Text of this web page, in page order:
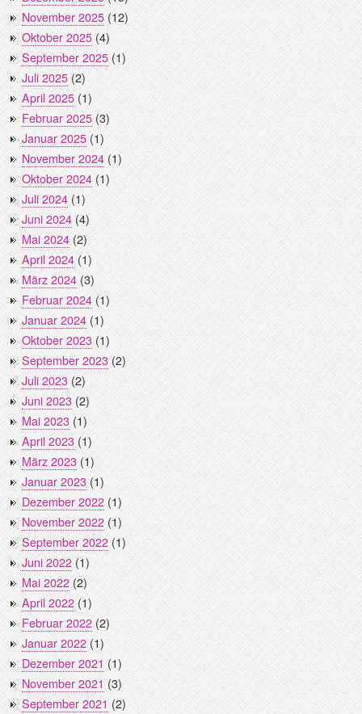
November 2025(12)
Oktober 2025(4)
September 2025(1)
Juli 2025(2)
April 2025(1)
Februar 2025(3)
Januar 2025(1)
November 2024(1)
Oktober 2024(1)
Juli 2024(1)
Juni 2024(4)
Mai 2024(2)
April 2024(1)
März 2024(3)
Februar 2024(1)
Januar 2024(1)
Oktober 2023(1)
September 2023(2)
Juli 2023(2)
Juni 2023(2)
Mai 2023(1)
April 2023(1)
März 2023(1)
Januar 2023(1)
Dezember 2022(1)
November 2022(1)
September 2022(1)
Juni 2022(1)
Mai 2022(2)
April 2022(1)
Februar 2022(2)
Januar 2022(1)
Dezember 2021(1)
November 2021(3)
September 2021(2)